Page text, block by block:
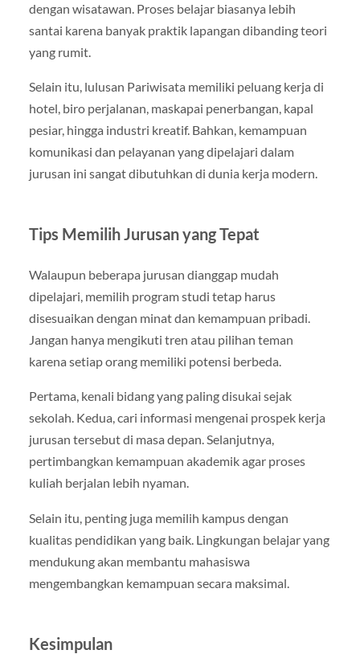
dengan wisatawan. Proses belajar biasanya lebih
santai karena banyak praktik lapangan dibanding teori
yang rumit.
Selain itu, lulusan Pariwisata memiliki peluang kerja di
hotel, biro perjalanan, maskapai penerbangan, kapal
pesiar, hingga industri kreatif. Bahkan, kemampuan
komunikasi dan pelayanan yang dipelajari dalam
jurusan ini sangat dibutuhkan di dunia kerja modern.
Tips Memilih Jurusan yang Tepat
Walaupun beberapa jurusan dianggap mudah
dipelajari, memilih program studi tetap harus
disesuaikan dengan minat dan kemampuan pribadi.
Jangan hanya mengikuti tren atau pilihan teman
karena setiap orang memiliki potensi berbeda.
Pertama, kenali bidang yang paling disukai sejak
sekolah. Kedua, cari informasi mengenai prospek kerja
jurusan tersebut di masa depan. Selanjutnya,
pertimbangkan kemampuan akademik agar proses
kuliah berjalan lebih nyaman.
Selain itu, penting juga memilih kampus dengan
kualitas pendidikan yang baik. Lingkungan belajar yang
mendukung akan membantu mahasiswa
mengembangkan kemampuan secara maksimal.
Kesimpulan